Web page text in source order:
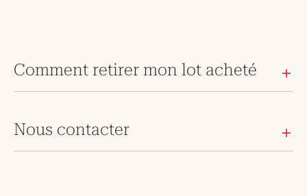
Comment retirer mon lot acheté
Nous contacter